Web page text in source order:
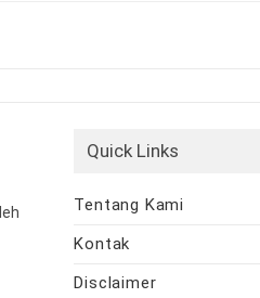
Quick Links
Tentang Kami
Kontak
Disclaimer